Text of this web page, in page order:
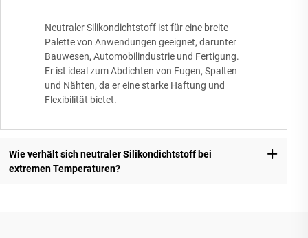
Neutraler Silikondichtstoff ist für eine breite
Palette von Anwendungen geeignet, darunter
Bauwesen, Automobilindustrie und Fertigung.
Er ist ideal zum Abdichten von Fugen, Spalten
und Nähten, da er eine starke Haftung und
Flexibilität bietet.
Wie verhält sich neutraler Silikondichtstoff bei
extremen Temperaturen?